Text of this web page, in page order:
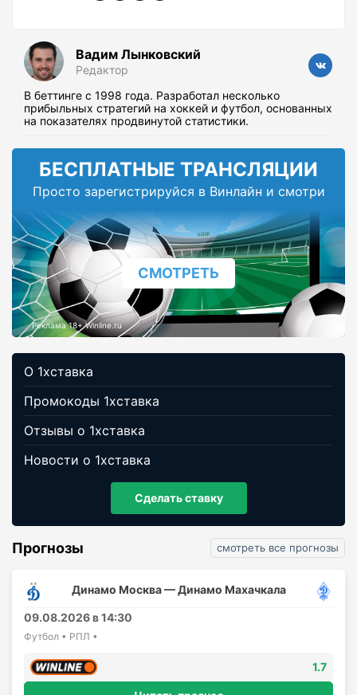
Вадим Лынковский
Редактор
В беттинге с 1998 года. Разработал несколько
прибыльных стратегий на хоккей и футбол, основанных
на показателях продвинутой статистики.
БЕСПЛАТНЫЕ ТРАНСЛЯЦИИ
Просто зарегистрируйся в Винлайн и смотри
СМОТРЕТЬ
Реклама 18+ Winline.ru
О 1хставка
Промокоды 1хставка
Отзывы о 1хставка
Новости о 1хставка
Сделать ставку
Прогнозы смотреть все прогнозы
Динамо Москва — Динамо Махачкала
09.08.2026 в 14:30
Футбол • РПЛ •
1.7